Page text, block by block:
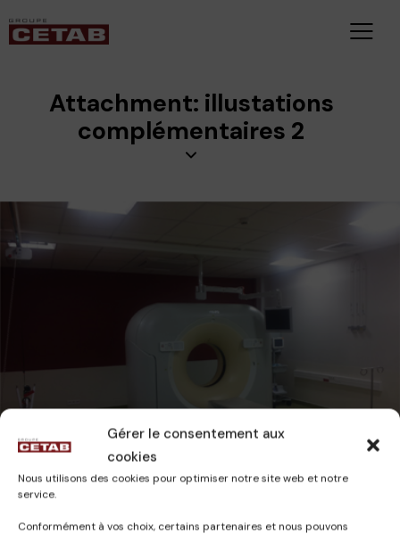
Gérer le consentement aux
cookies
Nous utilisons des cookies pour optimiser notre site web et notre
service.
Conformément à vos choix, certains partenaires et nous pouvons
Attachment: illustations
complémentaires 2